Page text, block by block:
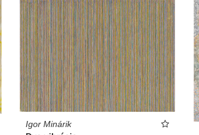
Igor Minárik